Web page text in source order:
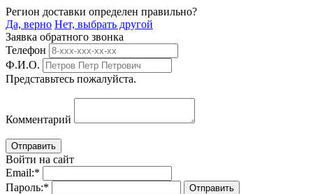
Регион доставки определен правильно?
Да, верно Нет, выбрать другой
Заявка обратного звонка
Телефон
Ф.И.О.
Представьтесь пожалуйста.
Комментарий
Войти на сайт
Email:*
Пароль:*